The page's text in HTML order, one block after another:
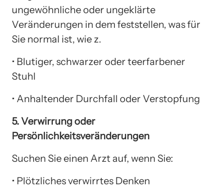
ungewöhnliche oder ungeklärte
Veränderungen in dem feststellen, was für
Sie normal ist, wie z.
• Blutiger, schwarzer oder teerfarbener
Stuhl
• Anhaltender Durchfall oder Verstopfung
5. Verwirrung oder
Persönlichkeitsveränderungen
Suchen Sie einen Arzt auf, wenn Sie:
• Plötzliches verwirrtes Denken